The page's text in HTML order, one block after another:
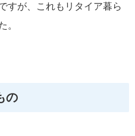
すが、これもリタイア暮ら
。
の